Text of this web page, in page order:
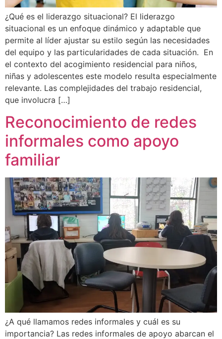
¿Qué es el liderazgo situacional? El liderazgo
situacional es un enfoque dinámico y adaptable que
permite al líder ajustar su estilo según las necesidades
del equipo y las particularidades de cada situación. En
el contexto del acogimiento residencial para niños,
niñas y adolescentes este modelo resulta especialmente
relevante. Las complejidades del trabajo residencial,
que involucra […]
Reconocimiento de redes
informales como apoyo
familiar
¿A qué llamamos redes informales y cuál es su
importancia? Las redes informales de apoyo abarcan el